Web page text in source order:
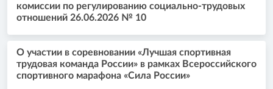
комиссии по регулированию социально-трудовых
отношений 26.06.2026 № 10
О участии в соревновании «Лучшая спортивная
трудовая команда России» в рамках Всероссийского
спортивного марафона «Сила России»